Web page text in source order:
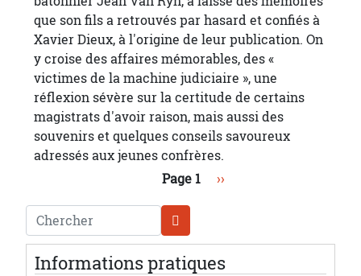
que son fils a retrouvés par hasard et confiés à
Xavier Dieux, à l'origine de leur publication. On
y croise des affaires mémorables, des «
victimes de la machine judiciaire », une
réflexion sévère sur la certitude de certains
magistrats d'avoir raison, mais aussi des
souvenirs et quelques conseils savoureux
adressés aux jeunes confrères.
Page 1 Page suivante
››
Chercher
Informations pratiques